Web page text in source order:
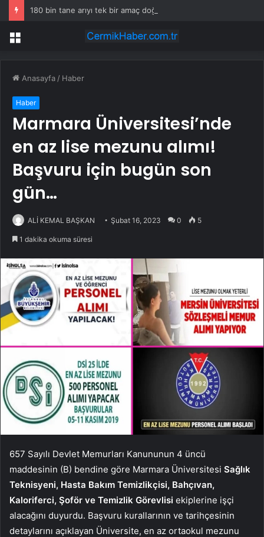
180 bin tane arıyı tek bir amaç doğaya saldılar
Menü
Anasayfa / Haber
Haber
Marmara Üniversitesi’nde
en az lise mezunu alımı!
Başvuru için bugün son
gün…
ALİ KEMAL BAŞKAN Şubat 16, 2023 0 5
1 dakika okuma süresi
657 Sayılı Devlet Memurları Kanununun 4 üncü
maddesinin (B) bendine göre Marmara Üniversitesi Sağlık
Teknisyeni, Hasta Bakım Temizlikçisi, Bahçıvan,
Kaloriferci, Şoför ve Temizlik Görevlisi ekiplerine işçi
alacağını duyurdu. Başvuru kurallarının ve tarihçesinin
detaylarını açıklayan Üniversite, en az ortaokul mezunu